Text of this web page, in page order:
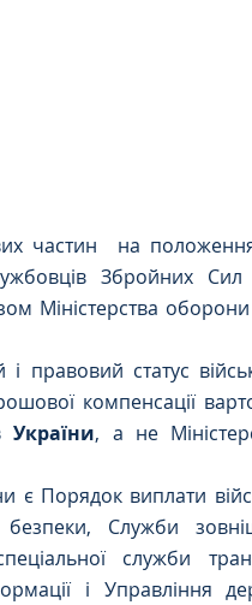
частин  на положення
Збройних
Міністерства
правовий статус
компенсації
України, а не
є Порядок виплати
Служби
служби
і Управління